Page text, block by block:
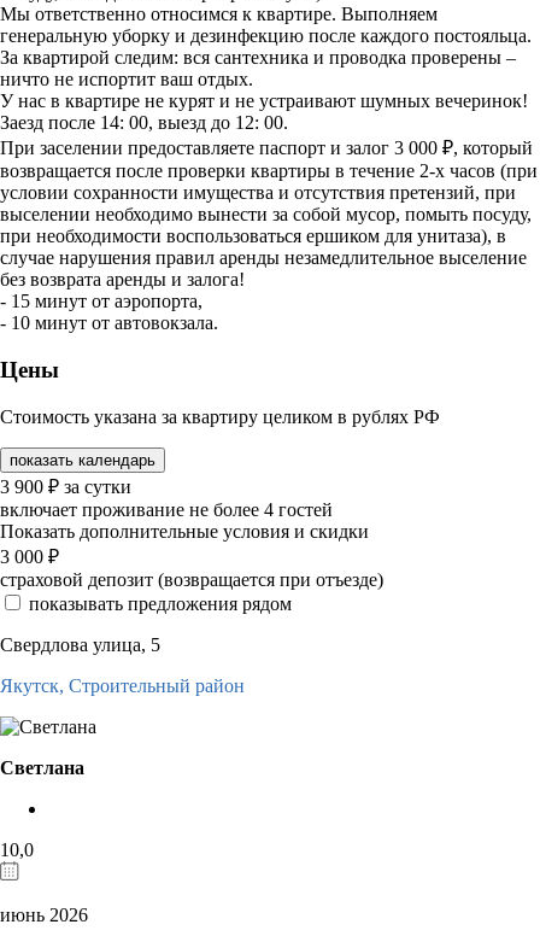
Мы ответственно относимся к квартире. Выполняем
генеральную уборку и дезинфекцию после каждого постояльца.
За квартирой следим: вся сантехника и проводка проверены –
ничто не испортит ваш отдых.
У нас в квартире не курят и не устраивают шумных вечеринок!
Заезд после 14: 00, выезд до 12: 00.
При заселении предоставляете паспорт и залог 3 000 ₽, который
возвращается после проверки квартиры в течение 2-х часов (при
условии сохранности имущества и отсутствия претензий, при
выселении необходимо вынести за собой мусор, помыть посуду,
при необходимости воспользоваться ершиком для унитаза), в
случае нарушения правил аренды незамедлительное выселение
без возврата аренды и залога!
- 15 минут от аэропорта,
- 10 минут от автовокзала.
Цены
Стоимость указана за квартиру целиком в рублях РФ
показать календарь
3 900 ₽ за сутки
включает проживание не более 4 гостей
Показать дополнительные условия и скидки
3 000 ₽
страховой депозит (возвращается при отъезде)
показывать предложения рядом
Свердлова улица, 5
Якутск, Строительный район
Светлана
10,0
июнь 2026